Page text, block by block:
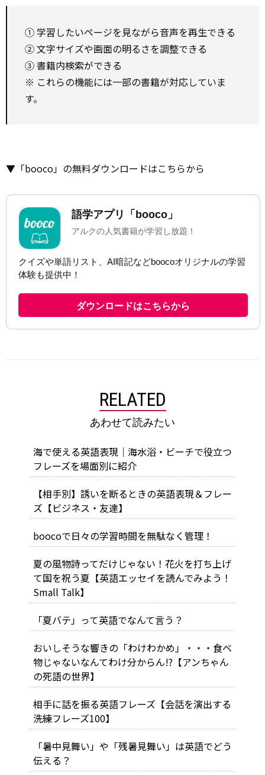
① 学習したいページを見ながら音声を再生できる
② 文字サイズや画面の明るさを調整できる
③ 書籍内検索ができる
※ これらの機能には一部の書籍が対応していま
す。
▼「booco」の無料ダウンロードはこちらから
RELATED
あわせて読みたい
海で使える英語表現｜海水浴・ビーチで役立つ
フレーズを場面別に紹介
【相手別】誘いを断るときの英語表現＆フレー
ズ【ビジネス・友達】
boocoで日々の学習時間を無駄なく管理！
夏の風物詩ってだけじゃない！花火を打ち上げ
て国を祝う夏【英語エッセイを読んでみよう！
Small Talk】
「夏バテ」って英語でなんて言う？
おいしそうな響きの「わけわかめ」・・・食べ
物じゃないなんてわけ分からん!?【アンちゃん
の死語の世界】
相手に話を振る英語フレーズ【会話を演出する
洗練フレーズ100】
「暑中見舞い」や「残暑見舞い」は英語でどう
伝える？